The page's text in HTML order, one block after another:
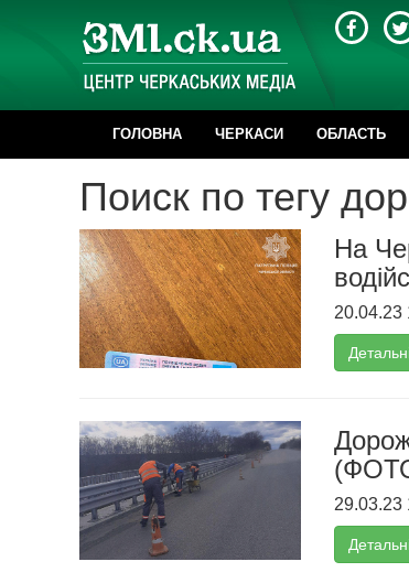
ГОЛОВНА ЧЕРКАСИ ОБЛАСТЬ
Поиск по тегу
На
20.04.23
29.03.23